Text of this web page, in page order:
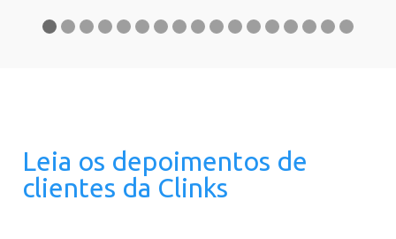
Leia os depoimentos de
clientes da Clinks